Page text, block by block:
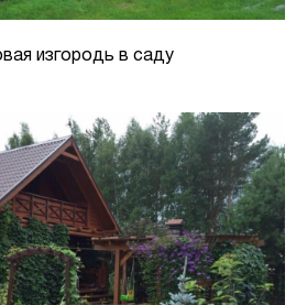
изгородь в саду